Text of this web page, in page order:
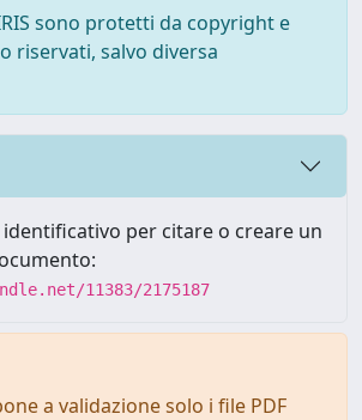
sono protetti da copyright e
riservati, salvo diversa
per citare o creare un
11383/2175187
a validazione solo i file PDF